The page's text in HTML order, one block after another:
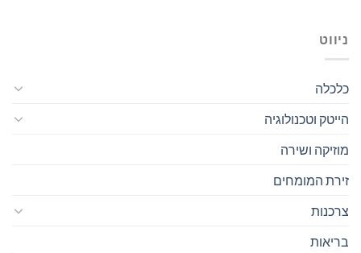
ניווט
כלכלה
הייטק וטכנולוגיה
מוזיקה ושירה
זירת המומחים
צרכנות
בריאות